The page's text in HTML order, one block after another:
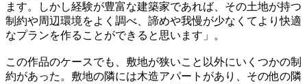
ます。しかし経験が豊富な建築家であれば、その土地が持つ
制約や周辺環境をよく調べ、諦めや我慢が少なくてより快適
なプランを作ることができると思います」。
この作品のケースでも、敷地が狭いこと以外にいくつかの制
約があった。敷地の隣には木造アパートがあり、その他の隣